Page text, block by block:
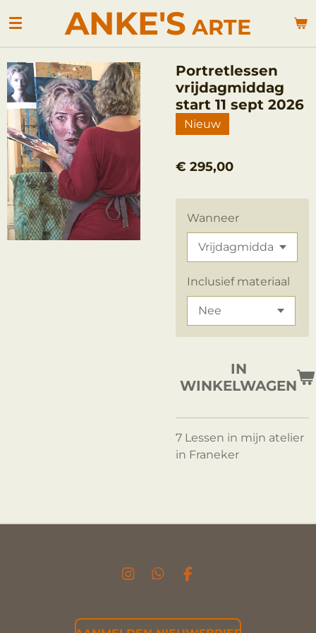
Ga
direct
de
hoofdinhoud
ANKE'S ARTE
Portretlessen
vrijdagmiddag
start 11 sept 2026
Nieuw
€ 295,00
Wanneer
Inclusief materiaal
IN
WINKELWAGEN
7 Lessen in mijn atelier
in Franeker
I
T
W
T
F
E